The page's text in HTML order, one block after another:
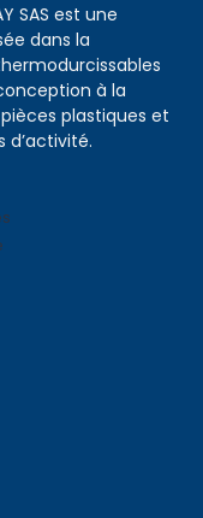
SAS est une
dans la
à la
plastiques et